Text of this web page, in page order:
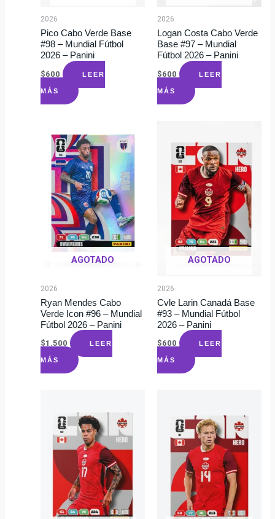
2026
Pico Cabo Verde Base
#98 – Mundial Fútbol
2026 – Panini
$600 LEER
MÁS
2026
Logan Costa Cabo Verde
Base #97 – Mundial
Fútbol 2026 – Panini
$600 LEER
MÁS
AGOTADO
2026
Ryan Mendes Cabo
Verde Icon #96 – Mundial
Fútbol 2026 – Panini
$1.500 LEER
MÁS
AGOTADO
2026
Cvle Larin Canadá Base
#93 – Mundial Fútbol
2026 – Panini
$600 LEER
MÁS